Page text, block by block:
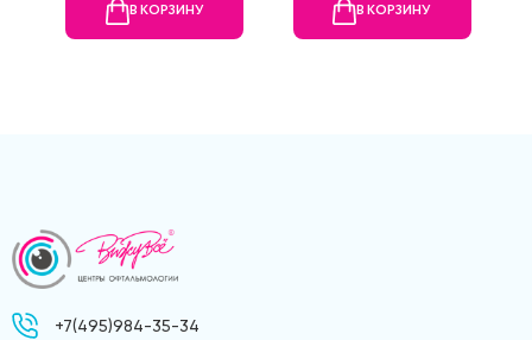
В КОРЗИНУ В КОРЗИНУ
+7(495)984-35-34